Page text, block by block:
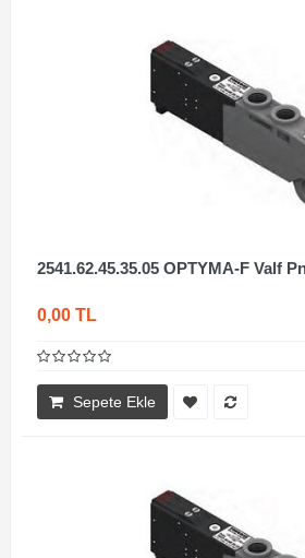
2541.62.45.35.05 OPTYMA-F Valf
0,00 TL
Sepete Ekle